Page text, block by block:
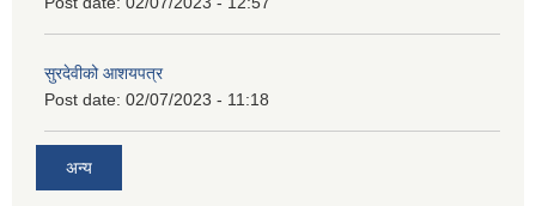
सुरदेवीको आशयपत्र
Post date: 02/07/2023 - 11:18
अन्य